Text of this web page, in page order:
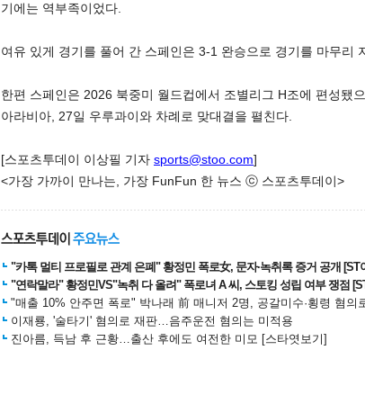
인
스북 터 공 공유 버블
달기
기에는 역부족이었다.
여유 있게 경기를 풀어 간 스페인은 3-1 완승으로 경기를 마무리
한편 스페인은 2026 북중미 월드컵에서 조별리그 H조에 편성됐
아라비아, 27일 우루과이와 차례로 맞대결을 펼친다.
[스포츠투데이 이상필 기자 sports@stoo.com]
<가장 가까이 만나는, 가장 FunFun 한 뉴스 ⓒ 스포츠투데이>
"카톡 멀티 프로필로 관계 은폐" 황정민 폭로女, 문자·녹취록 증거 공개 [ST
"연락말라" 황정민VS"녹취 다 올려" 폭로녀 A 씨, 스토킹 성립 여부 쟁점
"매출 10% 안주면 폭로" 박나래 前 매니저 2명, 공갈미수·횡령 혐의
이재룡, '술타기' 혐의로 재판…음주운전 혐의는 미적용
진아름, 득남 후 근황…출산 후에도 여전한 미모 [스타엿보기]